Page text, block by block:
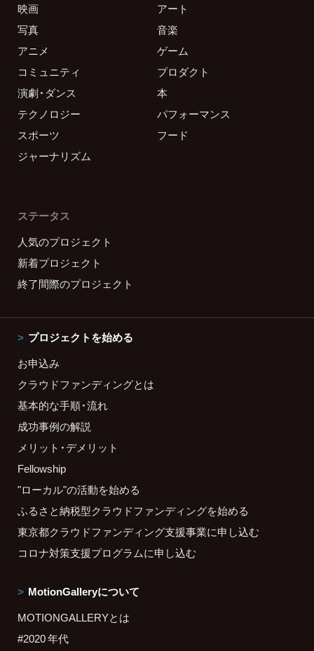
映画
アート
写真
音楽
アニメ
ゲーム
コミュニティ
プロダクト
演劇・ダンス
本
テクノロジー
パフォーマンス
スポーツ
フード
ジャーナリズム
ステータス
人気のプロジェクト
新着プロジェクト
終了間際のプロジェクト
プロジェクトを始める
お申込み
クラウドファンディングとは
基本的な手順・流れ
成功事例の解説
メリット・デメリット
Fellowship
"ローカル"の活動を始める
ふるさと納税型クラウドファンディングを始める
東京都クラウドファンディング支援事業に申し込む
コロナ対策支援プログラムに申し込む
MotionGalleryについて
MOTIONGALLERYとは
#2020 年代